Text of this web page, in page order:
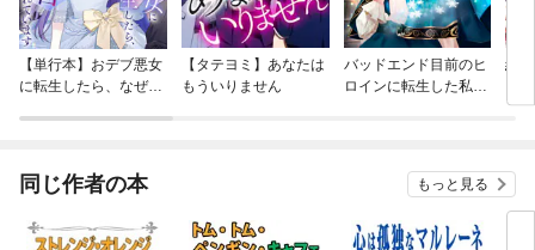
【単行本】おデブ悪女
に転生したら、なぜか
【タテヨミ】あなたは
もういりません
バッドエンド目前のヒ
ロインに転生した私、
結
同じ作者の本 もっと見る